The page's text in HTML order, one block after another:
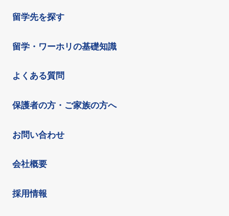
留学先を探す
留学・ワーホリの基礎知識
よくある質問
保護者の方・ご家族の方へ
お問い合わせ
会社概要
採用情報